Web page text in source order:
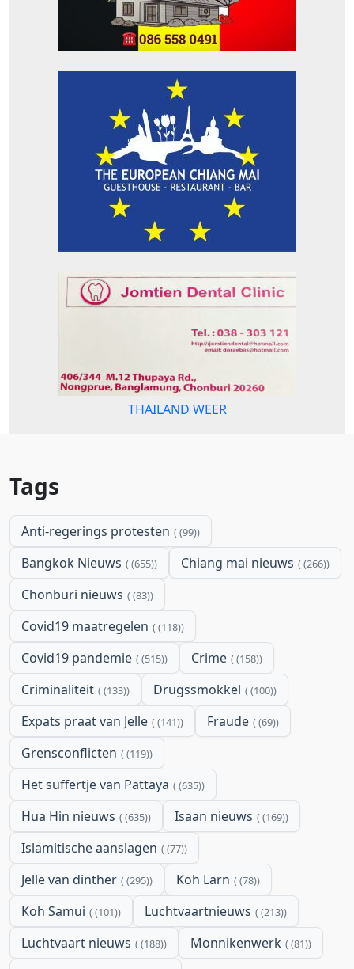
THAILAND WEER
Tags
Anti-regerings protesten (99)
Bangkok Nieuws (655) Chiang mai nieuws (266)
Chonburi nieuws (83)
Covid19 maatregelen (118)
Covid19 pandemie (515) Crime (158)
Criminaliteit (133) Drugssmokkel (100)
Expats praat van Jelle (141) Fraude (69)
Grensconflicten (119)
Het suffertje van Pattaya (635)
Hua Hin nieuws (635) Isaan nieuws (169)
Islamitische aanslagen (77)
Jelle van dinther (295) Koh Larn (78)
Koh Samui (101) Luchtvaartnieuws (213)
Luchtvaart nieuws (188) Monnikenwerk (81)